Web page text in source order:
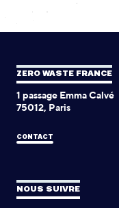
ZERO WASTE FRANCE
1 passage Emma Calvé
75012, Paris
CONTACT
NOUS SUIVRE